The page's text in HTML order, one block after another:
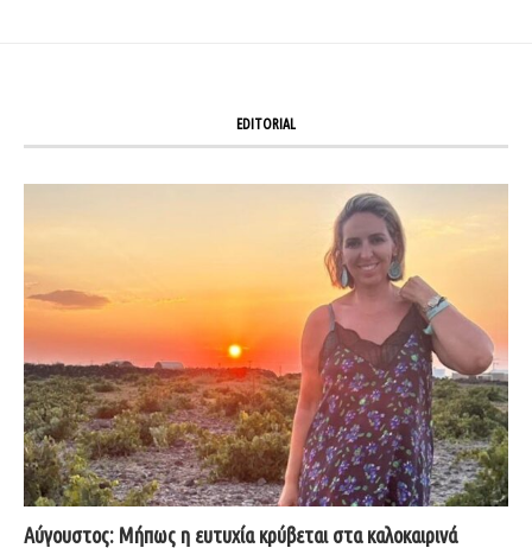
EDITORIAL
Αύγουστος: Μήπως η ευτυχία κρύβεται στα καλοκαιρινά